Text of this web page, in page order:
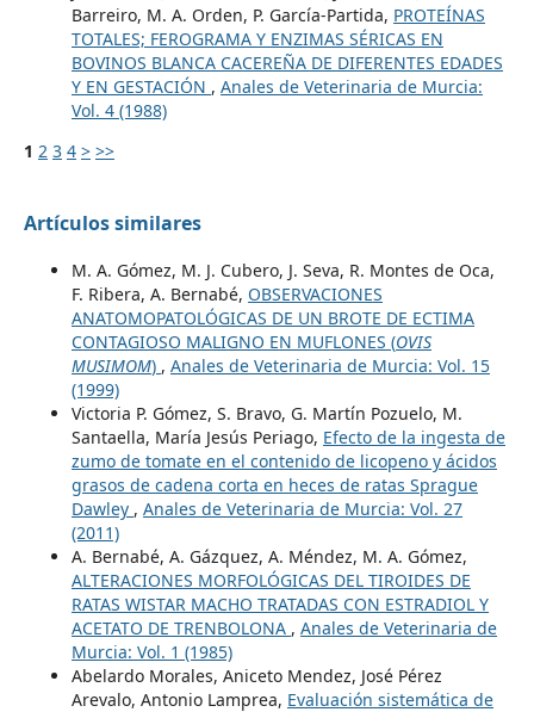
Barreiro, M. A. Orden, P. García-Partida, PROTEÍNAS
TOTALES; FEROGRAMA Y ENZIMAS SÉRICAS EN
BOVINOS BLANCA CACEREÑA DE DIFERENTES EDADES
Y EN GESTACIÓN , Anales de Veterinaria de Murcia:
Vol. 4 (1988)
1 2 3 4 > >>
Artículos similares
M. A. Gómez, M. J. Cubero, J. Seva, R. Montes de Oca,
F. Ribera, A. Bernabé, OBSERVACIONES
ANATOMOPATOLÓGICAS DE UN BROTE DE ECTIMA
CONTAGIOSO MALIGNO EN MUFLONES (OVIS
MUSIMOM) , Anales de Veterinaria de Murcia: Vol. 15
(1999)
Victoria P. Gómez, S. Bravo, G. Martín Pozuelo, M.
Santaella, María Jesús Periago, Efecto de la ingesta de
zumo de tomate en el contenido de licopeno y ácidos
grasos de cadena corta en heces de ratas Sprague
Dawley , Anales de Veterinaria de Murcia: Vol. 27
(2011)
A. Bernabé, A. Gázquez, A. Méndez, M. A. Gómez,
ALTERACIONES MORFOLÓGICAS DEL TIROIDES DE
RATAS WISTAR MACHO TRATADAS CON ESTRADIOL Y
ACETATO DE TRENBOLONA , Anales de Veterinaria de
Murcia: Vol. 1 (1985)
Abelardo Morales, Aniceto Mendez, José Pérez
Arevalo, Antonio Lamprea, Evaluación sistemática de